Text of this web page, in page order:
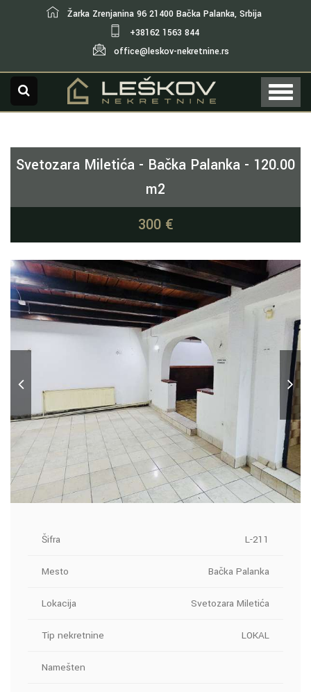
Žarka Zrenjanina 96 21400 Bačka Palanka, Srbija
+38162 1563 844
office@leskov-nekretnine.rs
Svetozara Miletića - Bačka Palanka - 120.00
m2
300 €
Šifra L-211
Mesto Bačka Palanka
Lokacija Svetozara Miletića
Tip nekretnine LOKAL
Namešten